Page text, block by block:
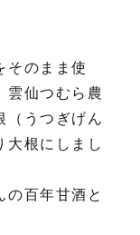
そのまま使
雲仙つむら農
（うつぎげん
大根にしまし
の百年甘酒と